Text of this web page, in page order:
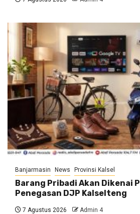
Banjarmasin News Provinsi Kalsel
Barang Pribadi Akan Dikenai
Penegasan DJP Kalselteng
7 Agustus 2026 Admin 4